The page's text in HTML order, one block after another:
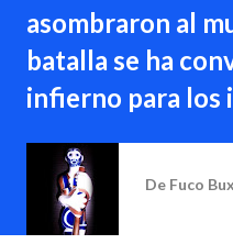
asombraron al
batalla se ha
infierno para los
De Fuco